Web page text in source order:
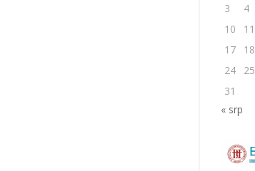
3
4
10
11
17
18
24
25
31
« srp